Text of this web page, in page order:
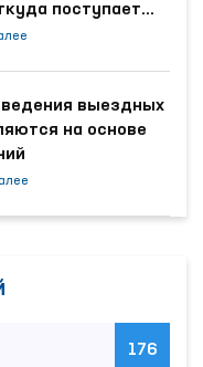
поступает
обращений
выездных
на основе
176